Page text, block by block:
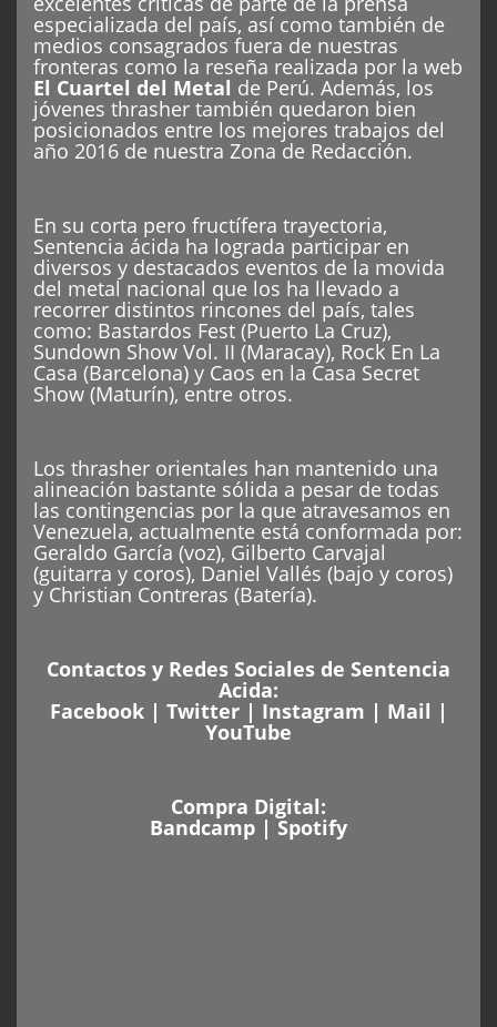
especializada del país, así como también de
medios consagrados fuera de nuestras
fronteras como la reseña realizada por la web
El Cuartel del Metal de Perú. Además, los
jóvenes thrasher también quedaron bien
posicionados entre los mejores trabajos del
año 2016 de nuestra Zona de Redacción.
En su corta pero fructífera trayectoria,
Sentencia ácida ha lograda participar en
diversos y destacados eventos de la movida
del metal nacional que los ha llevado a
recorrer distintos rincones del país, tales
como: Bastardos Fest (Puerto La Cruz),
Sundown Show Vol. II (Maracay), Rock En La
Casa (Barcelona) y Caos en la Casa Secret
Show (Maturín), entre otros.
Los thrasher orientales han mantenido una
alineación bastante sólida a pesar de todas
las contingencias por la que atravesamos en
Venezuela, actualmente está conformada por:
Geraldo García (voz), Gilberto Carvajal
(guitarra y coros), Daniel Vallés (bajo y coros)
y Christian Contreras (Batería).
Contactos y Redes Sociales de Sentencia
Acida:
Facebook| Twitter| Instagram | Mail |
YouTube
Compra Digital:
Bandcamp |Spotify